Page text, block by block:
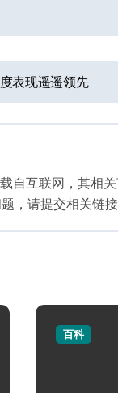
表现遥遥领先
载自互联网，其相
，请提交相关链
百科